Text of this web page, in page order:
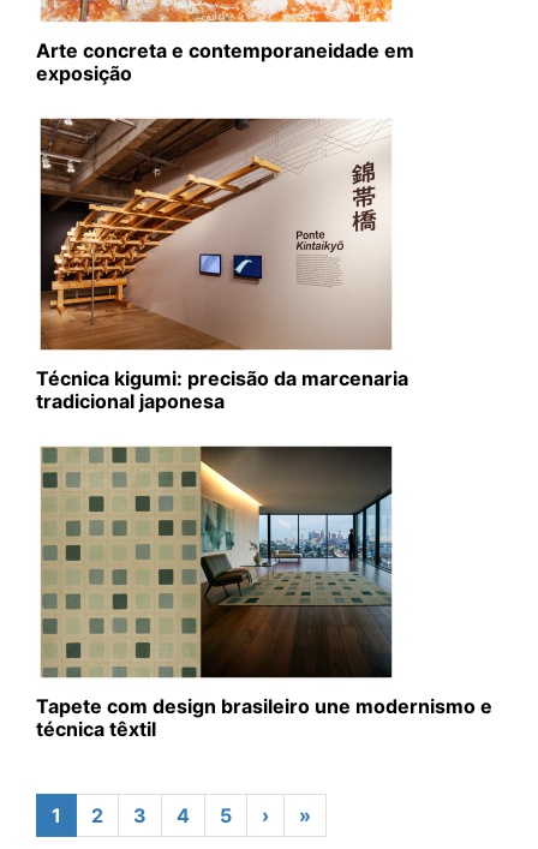
Arte concreta e contemporaneidade em
exposição
Técnica kigumi: precisão da marcenaria
tradicional japonesa
Tapete com design brasileiro une modernismo e
técnica têxtil
1 2 3 4 5 › »